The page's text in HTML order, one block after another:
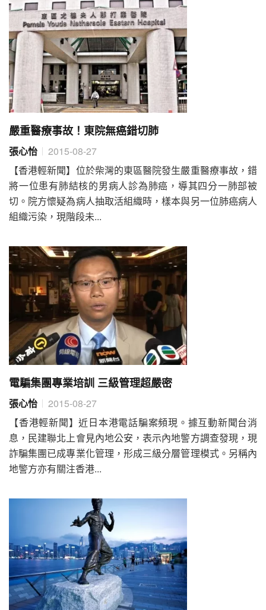
嚴重醫療事故！東院無癌錯切肺
張心怡
2015-08-27
【香港輕新聞】位於柴灣的東區醫院發生嚴重醫療事故，錯
將一位患有肺結核的男病人診為肺癌，導其四分一肺部被
切。院方懷疑為病人抽取活組織時，樣本與另一位肺癌病人
組織污染，現階段未...
電騙集團專業培訓 三級管理超嚴密
張心怡
2015-08-27
【香港輕新聞】近日本港電話騙案頻現。據互動新聞台消
息，民建聯北上會見內地公安，表示內地警方調查發現，現
詐騙集團已成專業化管理，形成三級分層管理模式。另稱內
地警方亦有關注香港...